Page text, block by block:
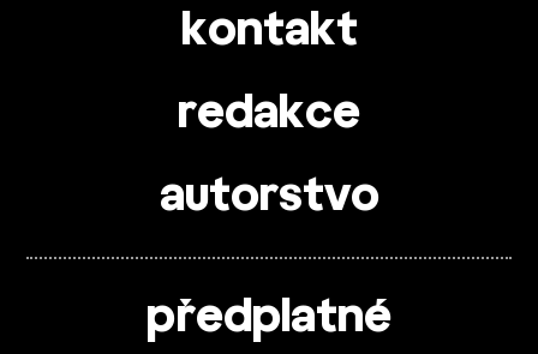
kontakt
redakce
autorstvo
předplatné